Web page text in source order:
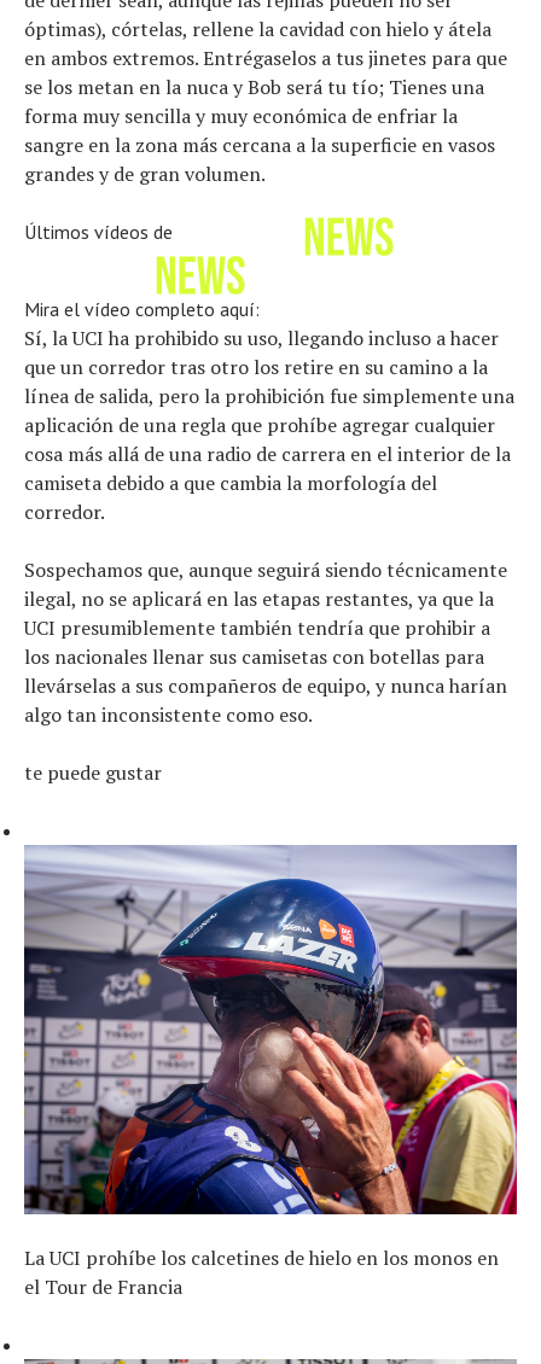
óptimas), córtelas, rellene la cavidad con hielo y átela
en ambos extremos. Entrégaselos a tus jinetes para que
se los metan en la nuca y Bob será tu tío; Tienes una
forma muy sencilla y muy económica de enfriar la
sangre en la zona más cercana a la superficie en vasos
grandes y de gran volumen.
Últimos vídeos de
Mira el vídeo completo aquí:
Sí, la UCI ha prohibido su uso, llegando incluso a hacer
que un corredor tras otro los retire en su camino a la
línea de salida, pero la prohibición fue simplemente una
aplicación de una regla que prohíbe agregar cualquier
cosa más allá de una radio de carrera en el interior de la
camiseta debido a que cambia la morfología del
corredor.
Sospechamos que, aunque seguirá siendo técnicamente
ilegal, no se aplicará en las etapas restantes, ya que la
UCI presumiblemente también tendría que prohibir a
los nacionales llenar sus camisetas con botellas para
llevárselas a sus compañeros de equipo, y nunca harían
algo tan inconsistente como eso.
te puede gustar
La UCI prohíbe los calcetines de hielo en los monos en
el Tour de Francia
Revisión de productos
El equipo